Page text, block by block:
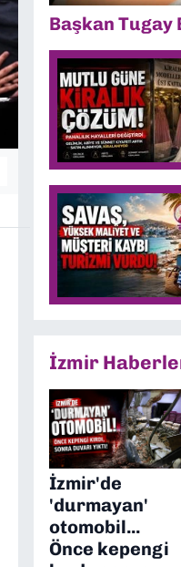
Başkan Tugay
İzmir
İzmir'de
'durmayan'
otomobil...
Önce kepengi